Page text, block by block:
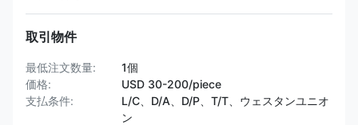
取引物件
最低注文数量:
1個
価格:
USD 30-200/piece
支払条件:
L/C、D/A、D/P、T/T、ウェスタンユニオ
ン